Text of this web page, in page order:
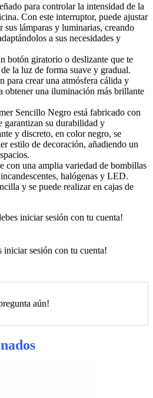
para controlar la intensidad de la
Con este interruptor, puede ajustar
lámparas y luminarias, creando
a sus necesidades y
botón giratorio o deslizante que te
la luz de forma suave y gradual.
para crear una atmósfera cálida y
obtener una iluminación más brillante
Sencillo Negro está fabricado con
garantizan su durabilidad y
y discreto, en color negro, se
estilo de decoración, añadiendo un
con una amplia variedad de bombillas
halógenas y LED.
y se puede realizar en cajas de
iniciar sesión con tu cuenta!
iniciar sesión con tu cuenta!
aún!